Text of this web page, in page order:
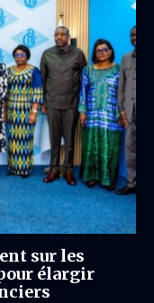
sur les
élargir